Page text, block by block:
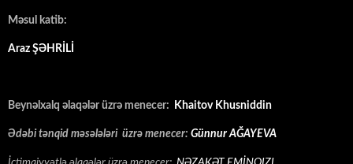
Məsul katib:
Araz ŞƏHRİLİ
Beynəlxalq əlaqələr üzrə menecer: Khaitov Khusniddin
Ədəbi tənqid məsələləri üzrə menecer: Günnur AĞAYEVA